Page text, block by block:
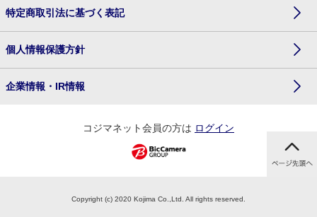
特定商取引法に基づく表記
個人情報保護方針
企業情報・IR情報
コジマネット会員の方は ログイン
Copyright (c) 2020 Kojima Co.,Ltd. All rights reserved.